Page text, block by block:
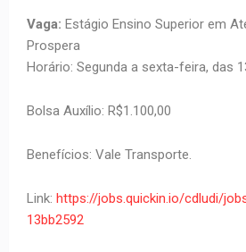
Vaga: Estágio Ensino Superior em
Prospera
Horário: Segunda a sexta-feira, das
Bolsa Auxílio: R$1.100,00
Benefícios: Vale Transporte.
Link: https://jobs.quickin.io/cdludi/
13bb2592